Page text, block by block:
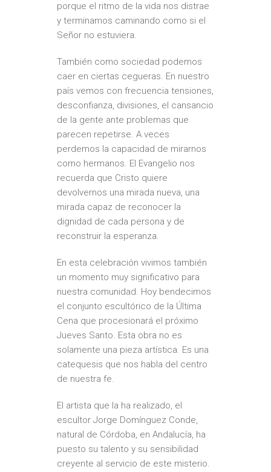
porque el ritmo de la vida nos distrae
y terminamos caminando como si el
Señor no estuviera.
También como sociedad podemos
caer en ciertas cegueras. En nuestro
país vemos con frecuencia tensiones,
desconfianza, divisiones, el cansancio
de la gente ante problemas que
parecen repetirse. A veces
perdemos la capacidad de mirarnos
como hermanos. El Evangelio nos
recuerda que Cristo quiere
devolvernos una mirada nueva, una
mirada capaz de reconocer la
dignidad de cada persona y de
reconstruir la esperanza.
En esta celebración vivimos también
un momento muy significativo para
nuestra comunidad. Hoy bendecimos
el conjunto escultórico de la Última
Cena que procesionará el próximo
Jueves Santo. Esta obra no es
solamente una pieza artística. Es una
catequesis que nos habla del centro
de nuestra fe.
El artista que la ha realizado, el
escultor Jorge Domínguez Conde,
natural de Córdoba, en Andalucía, ha
puesto su talento y su sensibilidad
creyente al servicio de este misterio.